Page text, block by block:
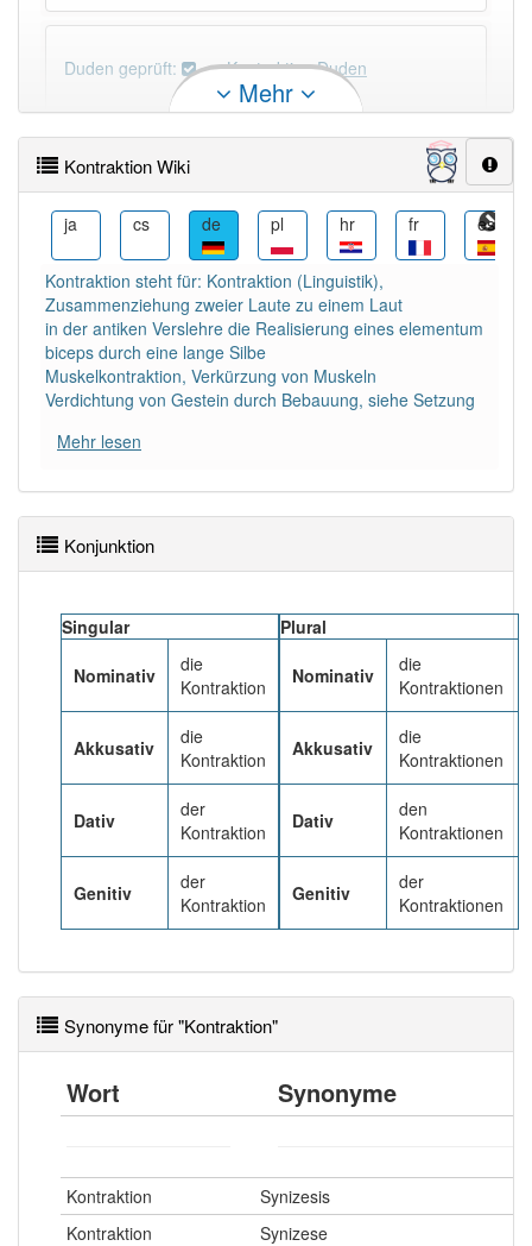
Duden geprüft: Kontraktion Duden
×
Wörter, die mit "-ion" enden, haben fast immer
Artikel:die.
DER:21Ausnahmen Beispiele
DIE:2 809
DAS:114Ausnahmen Beispiele
PowerIndex:
Häufigkeit: 4 von 10
Wörter mit Endung-kontraktionaber mit einem
anderen Artikeldie
83% unserer Spielapp-Nutzer haben den Artikel
korrekt erraten.
Mehr
Kontraktion Wiki
ja cs de pl hr fr es
Kontraktion steht für: Kontraktion (Linguistik),
Zusammenziehung zweier Laute zu einem Laut
in der antiken Verslehre die Realisierung eines elementum
biceps durch eine lange Silbe
Muskelkontraktion, Verkürzung von Muskeln
Verdichtung von Gestein durch Bebauung, siehe Setzung
Mehr lesen
Konjunktion
Singular
Nominativ
die
Kontraktion
Akkusativ
die
Kontraktion
Dativ
der
Kontraktion
Genitiv
der
Kontraktion
Plural
Nominativ
die
Kontraktionen
Akkusativ
die
Kontraktionen
Dativ
den
Kontraktionen
Genitiv
der
Kontraktionen
Synonyme für "Kontraktion"
Wort Synonyme
Kontraktion
Synizesis
Kontraktion
Synizese